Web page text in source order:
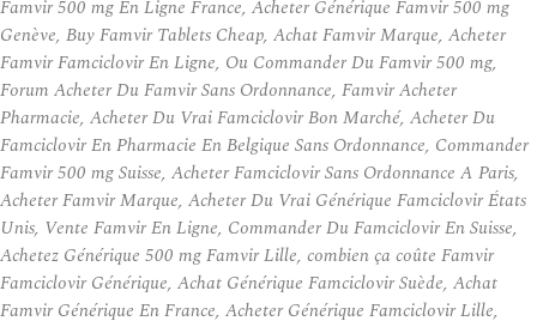
Famvir 500 mg En Ligne France, Acheter Générique Famvir 500 mg
Genève, Buy Famvir Tablets Cheap, Achat Famvir Marque, Acheter
Famvir Famciclovir En Ligne, Ou Commander Du Famvir 500 mg,
Forum Acheter Du Famvir Sans Ordonnance, Famvir Acheter
Pharmacie, Acheter Du Vrai Famciclovir Bon Marché, Acheter Du
Famciclovir En Pharmacie En Belgique Sans Ordonnance, Commander
Famvir 500 mg Suisse, Acheter Famciclovir Sans Ordonnance A Paris,
Acheter Famvir Marque, Acheter Du Vrai Générique Famciclovir États
Unis, Vente Famvir En Ligne, Commander Du Famciclovir En Suisse,
Achetez Générique 500 mg Famvir Lille, combien ça coûte Famvir
Famciclovir Générique, Achat Générique Famciclovir Suède, Achat
Famvir Générique En France, Acheter Générique Famciclovir Lille,